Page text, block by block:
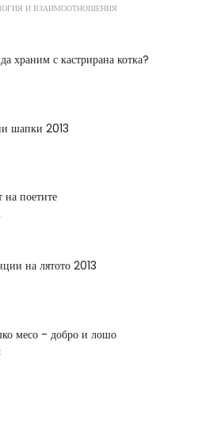
И ВЗАИМООТНОШЕНИЯ
храним с кастрирана котка?
шапки 2013
на поетите
на лятото 2013
месо - добро и лошо